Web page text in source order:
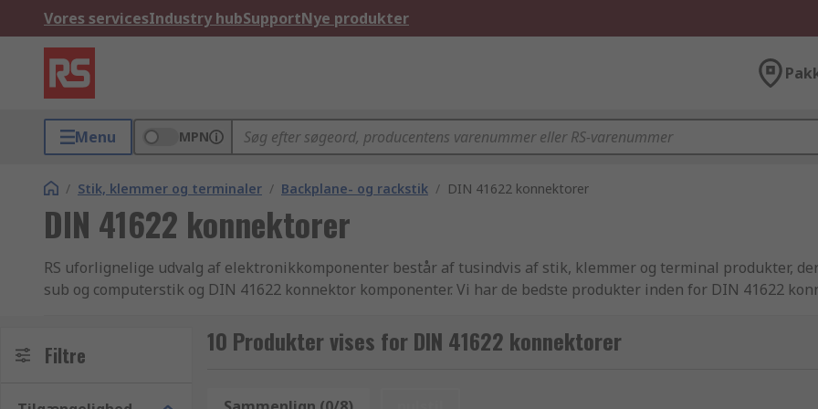
Vores servicesIndustry hubSupportNye produkter
Menu MPN
/ Stik, klemmer og terminaler / Backplane- og rackstik / DIN 41622 konnektorer
DIN 41622 konnektorer
RS uforlignelige udvalg af elektronikkomponenter består af tusindvis af stik, klemmer og terminal produkter,
sub og computerstik og DIN 41622 konnektor komponenter. Vi har de bedste produkter inden for DIN 41622
verden over. Alt dette leveres med den højeste standard, produktkvalitet og kundeservice som RS er kendt for. På
resultaterne af din søgning efter mærke, producent, lagerstatus eller en mængde andre parametre, som
41622 konnektor produkter i store partier eller en enkelt artikel kan du gøre brug af vores dag-til-dag
Filtre 10 Produkter vises for DIN 41622 konnektorer